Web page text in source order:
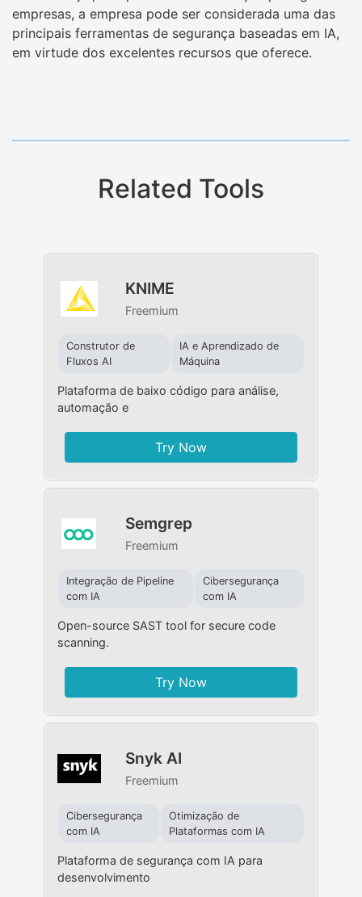
empresas, a empresa pode ser considerada uma das
principais ferramentas de segurança baseadas em IA,
em virtude dos excelentes recursos que oferece.
Related Tools
KNIME
Freemium
Construtor de
Fluxos AI
IA e Aprendizado de
Máquina
Plataforma de baixo código para análise,
automação e
Try Now
Semgrep
Freemium
Integração de Pipeline
com IA
Cibersegurança
com IA
Open-source SAST tool for secure code
scanning.
Try Now
Snyk AI
Freemium
Cibersegurança
com IA
Otimização de
Plataformas com IA
Plataforma de segurança com IA para
desenvolvimento